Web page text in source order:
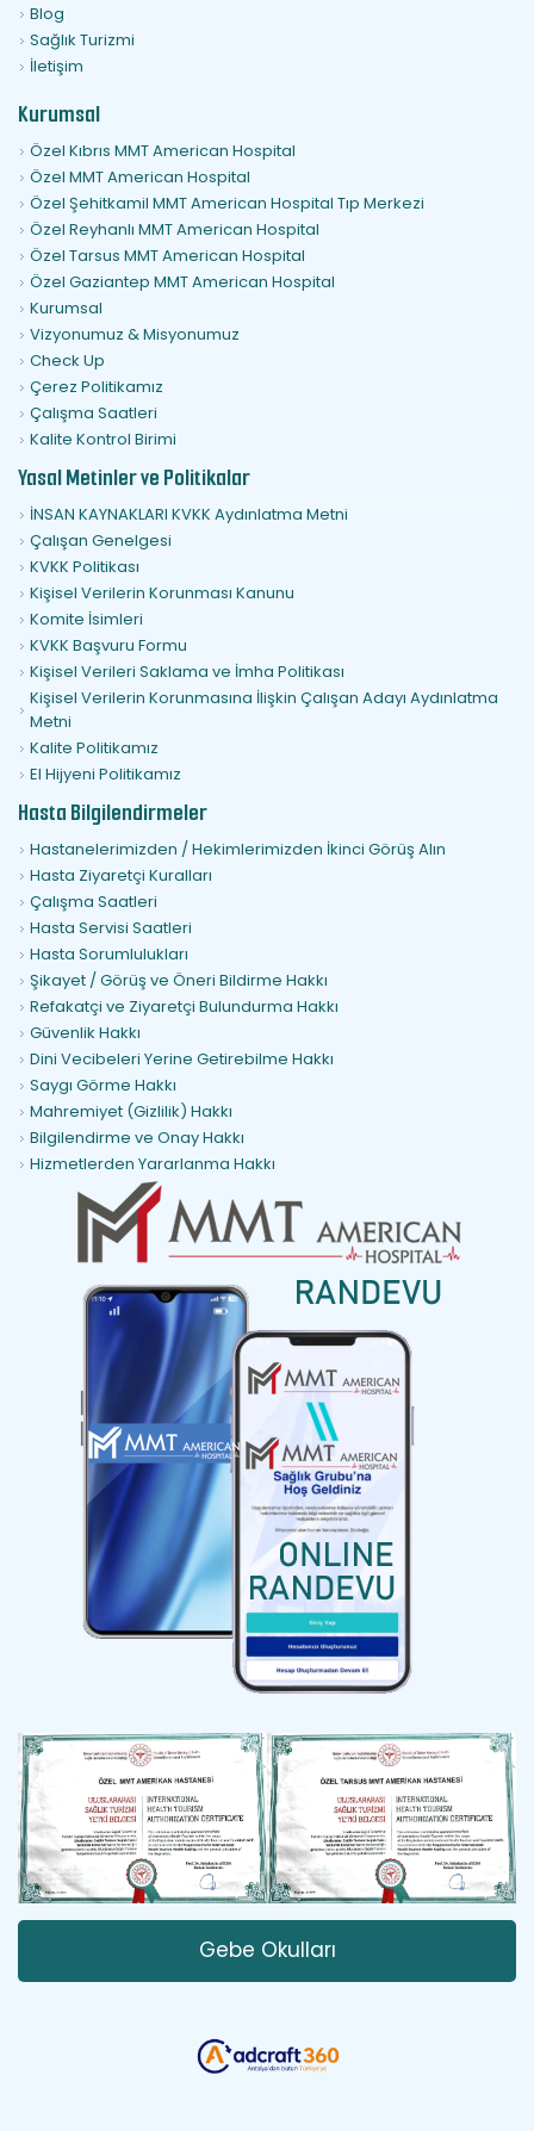
Blog
Sağlık Turizmi
İletişim
Kurumsal
Özel Kıbrıs MMT American Hospital
Özel MMT American Hospital
Özel Şehitkamil MMT American Hospital Tıp Merkezi
Özel Reyhanlı MMT American Hospital
Özel Tarsus MMT American Hospital
Özel Gaziantep MMT American Hospital
Kurumsal
Vizyonumuz & Misyonumuz
Check Up
Çerez Politikamız
Çalışma Saatleri
Kalite Kontrol Birimi
Yasal Metinler ve Politikalar
İNSAN KAYNAKLARI KVKK Aydınlatma Metni
Çalışan Genelgesi
KVKK Politikası
Kişisel Verilerin Korunması Kanunu
Komite İsimleri
KVKK Başvuru Formu
Kişisel Verileri Saklama ve İmha Politikası
Kişisel Verilerin Korunmasına İlişkin Çalışan Adayı Aydınlatma
Metni
Kalite Politikamız
El Hijyeni Politikamız
Hasta Bilgilendirmeler
Hastanelerimizden / Hekimlerimizden İkinci Görüş Alın
Hasta Ziyaretçi Kuralları
Çalışma Saatleri
Hasta Servisi Saatleri
Hasta Sorumlulukları
Şikayet / Görüş ve Öneri Bildirme Hakkı
Refakatçi ve Ziyaretçi Bulundurma Hakkı
Güvenlik Hakkı
Dini Vecibeleri Yerine Getirebilme Hakkı
Saygı Görme Hakkı
Mahremiyet (Gizlilik) Hakkı
Bilgilendirme ve Onay Hakkı
Hizmetlerden Yararlanma Hakkı
Gebe Okulları